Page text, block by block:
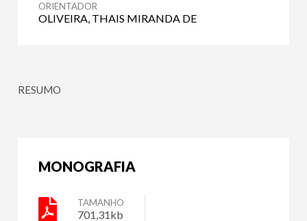
ORIENTADOR
OLIVEIRA, THAIS MIRANDA DE
RESUMO
MONOGRAFIA
TAMANHO
701,31kb